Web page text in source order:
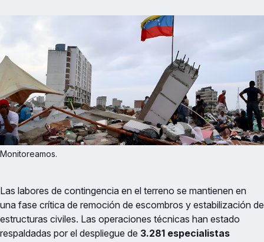
Monitoreamos.
Las labores de contingencia en el terreno se mantienen en
una fase crítica de remoción de escombros y estabilización de
estructuras civiles. Las operaciones técnicas han estado
respaldadas por el despliegue de 3.281 especialistas